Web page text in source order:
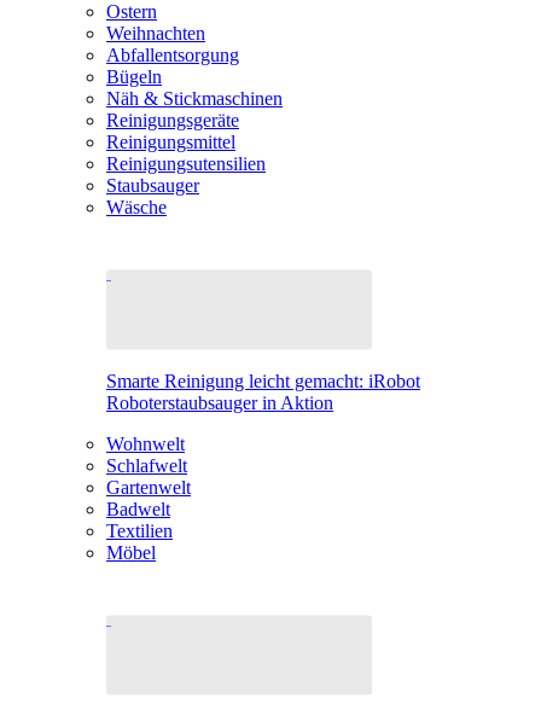
Ostern
Weihnachten
Abfallentsorgung
Bügeln
Näh & Stickmaschinen
Reinigungsgeräte
Reinigungsmittel
Reinigungsutensilien
Staubsauger
Wäsche
Smarte Reinigung leicht gemacht: iRobot
Roboterstaubsauger in Aktion
Wohnwelt
Schlafwelt
Gartenwelt
Badwelt
Textilien
Möbel